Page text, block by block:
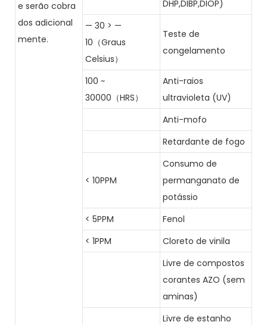
e serão cobra
dos adicional
mente.
DHP,DIBP,DIOP)
— 30 ​​> —
10（Graus
Celsius）
Teste de
congelamento
100 ~
30000（HRS）
Anti-raios
ultravioleta (UV)
Anti-mofo
Retardante de fogo
< 10PPM
Consumo de
permanganato de
potássio
< 5PPM
Fenol
< 1PPM
Cloreto de vinila
Livre de compostos
corantes AZO (sem
aminas)
Livre de estanho